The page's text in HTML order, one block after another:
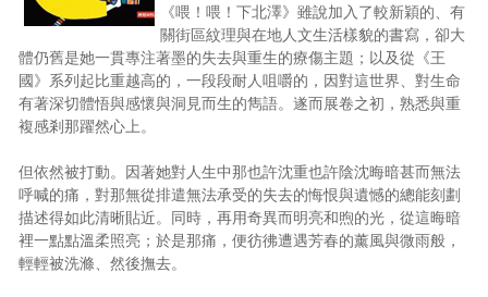
《喂！喂！下北澤》雖說加入了較新穎的、有
關街區紋理與在地人文生活樣貌的書寫，卻大
體仍舊是她一貫專注著墨的失去與重生的療傷主題；以及從《王
國》系列起比重越高的，一段段耐人咀嚼的，因對這世界、對生命
有著深切體悟與感懷與洞見而生的雋語。遂而展卷之初，熟悉與重
複感剎那躍然心上。
但依然被打動。因著她對人生中那也許沈重也許陰沈晦暗甚而無法
呼喊的痛，對那無從排遣無法承受的失去的悔恨與遺憾的總能刻劃
描述得如此清晰貼近。同時，再用奇異而明亮和煦的光，從這晦暗
裡一點點溫柔照亮；於是那痛，便彷彿遭遇芳春的薰風與微雨般，
輕輕被洗滌、然後撫去。